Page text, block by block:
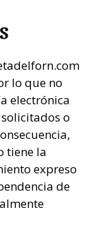
lo que no
electrónica
o
tiene la
expreso
de